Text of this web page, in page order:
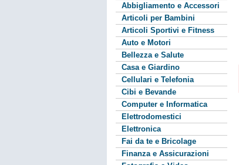
Abbigliamento e Accessori
Articoli per Bambini
Articoli Sportivi e Fitness
Auto e Motori
Bellezza e Salute
Casa e Giardino
Cellulari e Telefonia
Cibi e Bevande
Computer e Informatica
Elettrodomestici
Elettronica
Fai da te e Bricolage
Finanza e Assicurazioni